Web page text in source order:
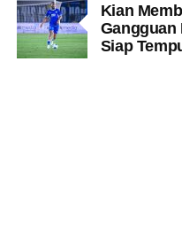
Kian
Gangguan
Siap